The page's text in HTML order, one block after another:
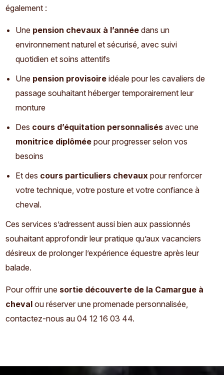
également :
Une pension chevaux à l’année dans un
environnement naturel et sécurisé, avec suivi
quotidien et soins attentifs
Une pension provisoire idéale pour les cavaliers de
passage souhaitant héberger temporairement leur
monture
Des cours d’équitation personnalisés avec une
monitrice diplômée pour progresser selon vos
besoins
Et des cours particuliers chevaux pour renforcer
votre technique, votre posture et votre confiance à
cheval.
Ces services s’adressent aussi bien aux passionnés
souhaitant approfondir leur pratique qu’aux vacanciers
désireux de prolonger l’expérience équestre après leur
balade.
Pour offrir une sortie découverte de la Camargue à
cheval ou réserver une promenade personnalisée,
contactez-nous au 04 12 16 03 44.